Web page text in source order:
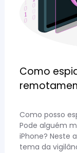
Como
Como posso
Pode alguém
iPhone? Neste
tema da